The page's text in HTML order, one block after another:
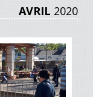
AVRIL 2020